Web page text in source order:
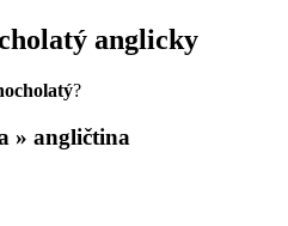
anglicky
?
» angličtina